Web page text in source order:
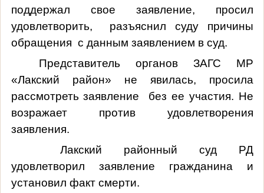
поддержал свое заявление, просил
удовлетворить, разъяснил суду причины
обращения с данным заявлением в суд.
Представитель органов ЗАГС МР
«Лакский район» не явилась, просила
рассмотреть заявление без ее участия. Не
возражает против удовлетворения
заявления.
Лакский районный суд РД
удовлетворил заявление гражданина и
установил факт смерти.